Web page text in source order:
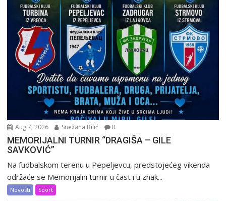
Aug 7, 2026 Snežana Bilić 0
MEMORIJALNI TURNIR “DRAGIŠA – GILE
SAVKOVIĆ”
Na fudbalskom terenu u Pepeljevcu, predstojećeg vikenda
održaće se Memorijalni turnir u čast i u znak...
Novosti Sport